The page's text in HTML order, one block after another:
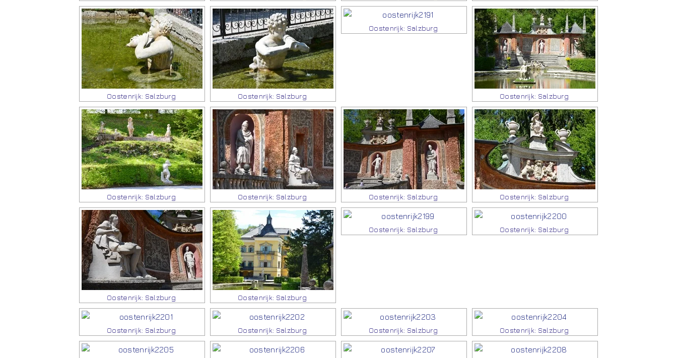
Oostenrijk: Salzburg Oostenrijk: Salzburg
Oostenrijk: Salzburg
Oostenrijk: Salzburg
Oostenrijk: Salzburg Oostenrijk: Salzburg Oostenrijk: Salzburg Oostenrijk: Salzburg
Oostenrijk: Salzburg Oostenrijk: Salzburg
Oostenrijk: Salzburg Oostenrijk: Salzburg
Oostenrijk: Salzburg Oostenrijk: Salzburg Oostenrijk: Salzburg Oostenrijk: Salzburg